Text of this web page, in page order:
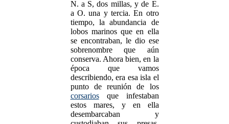
N. a S, dos millas, y de E.
a O. una y tercia. En otro
tiempo, la abundancia de
lobos marinos que en ella
se encontraban, le dio ese
sobrenombre que aún
conserva. Ahora bien, en la
época que vamos
describiendo, era esa isla el
punto de reunión de los
corsariosque infestaban
estos mares, y en ella
desembarcaban y